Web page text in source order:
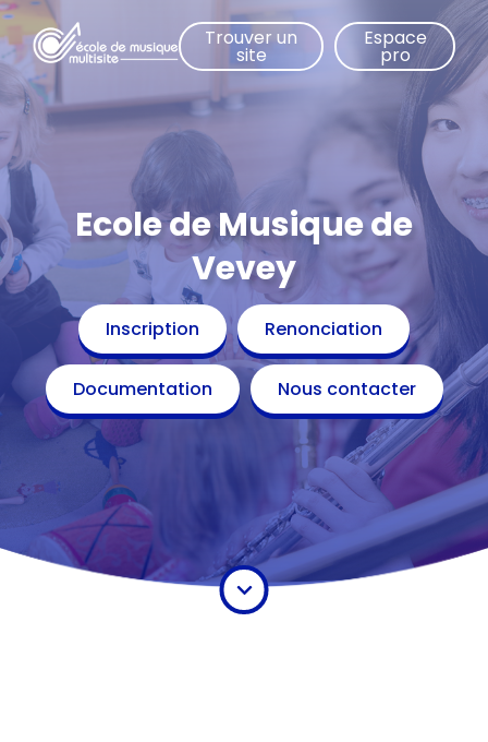
Aller
au
contenu
principal
Trouver un
site
Espace
pro
Ecole de Musique de
Vevey
Inscription Renonciation
Documentation Nous contacter